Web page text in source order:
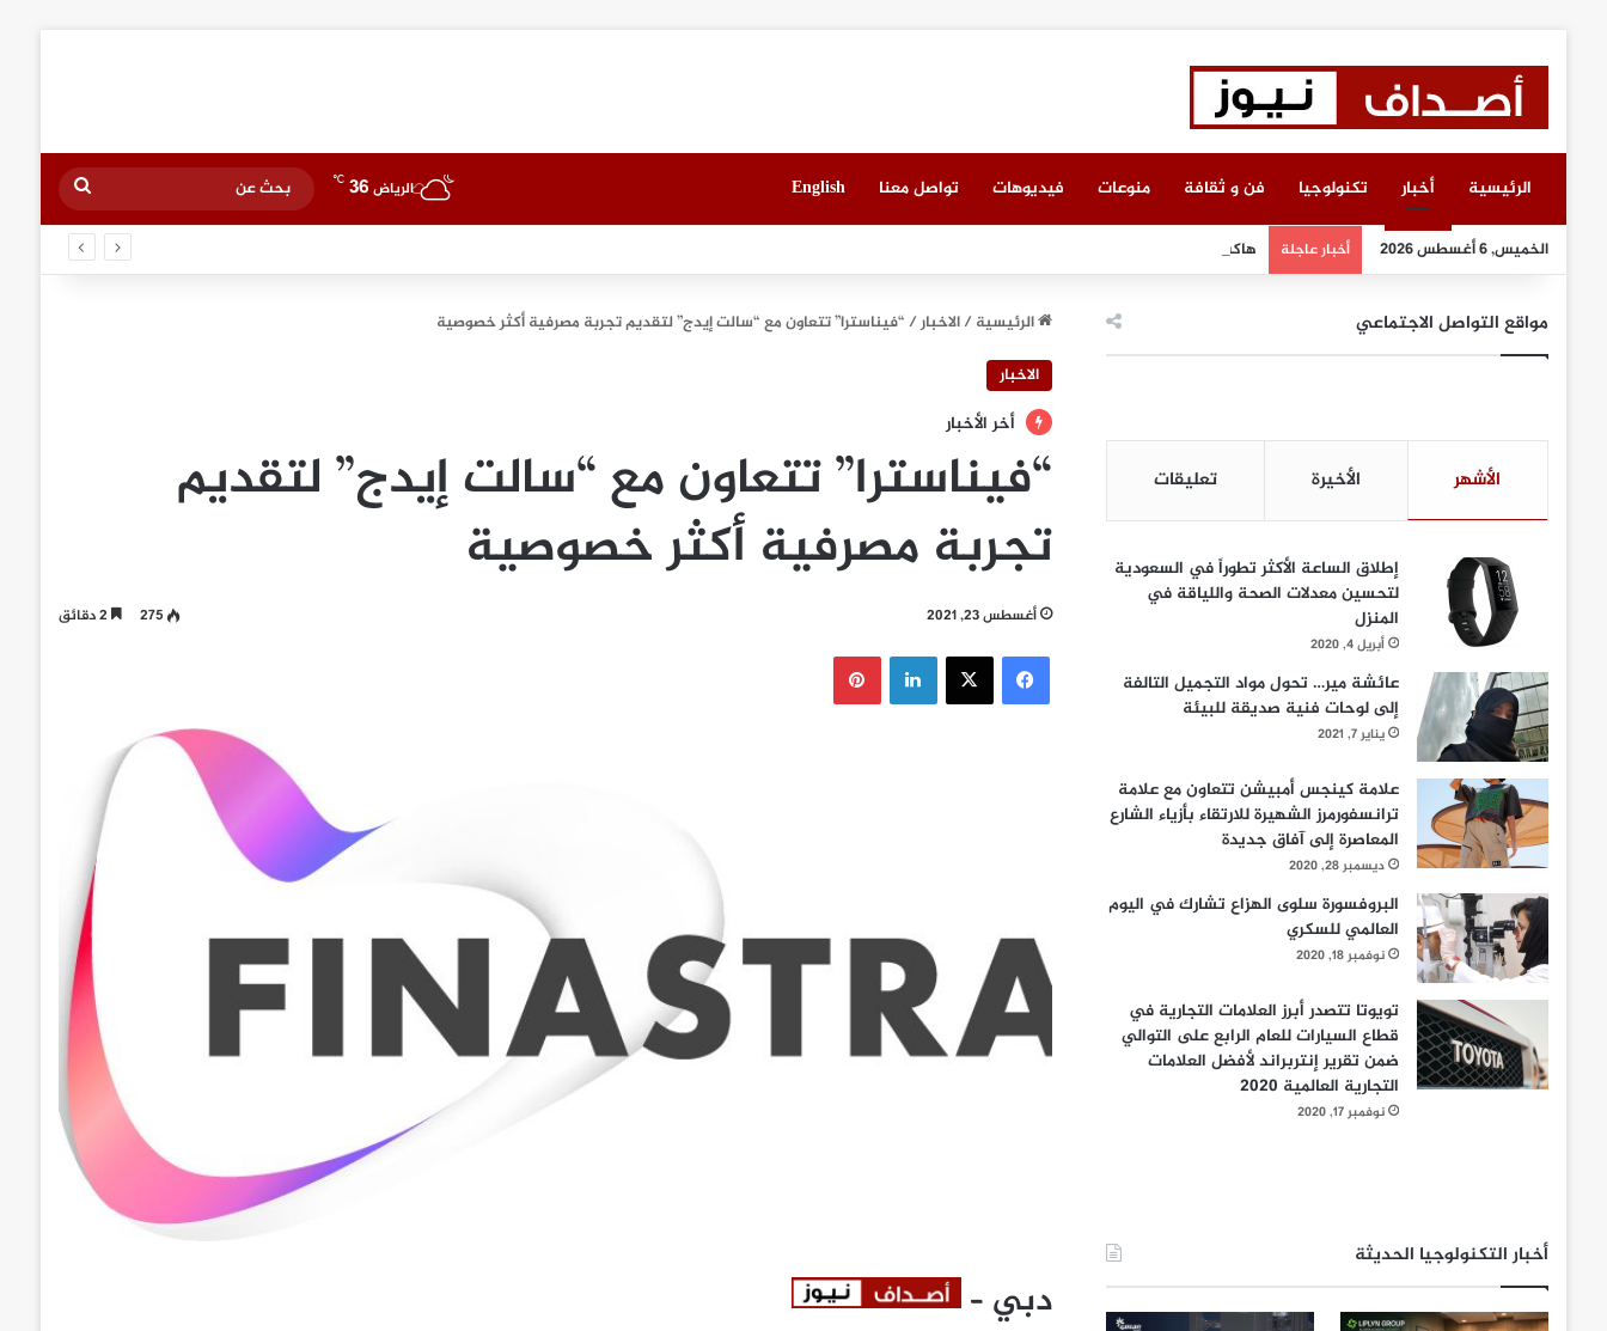
الرئيسية أخبار تكنولوجيا فن و ثقافة منوعات فيديوهات تواصل معنا English الرياض 36
℃
بحث
عن
الخميس, 6 أغسطس 2026 أخبار عاجلة هاكس يونيت وليبلين جروب تبرمان شراكة استراتيجية لتعزيز المرونة السيبرانية المدعومة بالذكاء الاصطناعي في المنطقة
الرئيسية/الاخبار/ “فيناسترا” تتعاون مع “سالت إيدج” لتقديم تجربة مصرفية أكثر خصوصية
الاخبار
أخر الأخبار
“فيناسترا” تتعاون مع “سالت إيدج” لتقديم
تجربة مصرفية أكثر خصوصية
أغسطس 23, 2021 275
فيسبوك ‫X لينكدإن
دبي –
مواقع التواصل الاجتماعي
الأشهر الأخيرة تعليقات
إطلاق الساعة الأكثر تطوراً في السعودية
لتحسين معدلات الصحة واللياقة في
المنزل
أبريل 4, 2020
عائشة مير… تحول مواد التجميل التالفة
إلى لوحات فنية صديقة للبيئة
يناير 7, 2021
علامة كينجس أمبيشن تتعاون مع علامة
ترانسفورمرز الشهيرة للارتقاء بأزياء الشارع
المعاصرة إلى آفاق جديدة
ديسمبر 28, 2020
البروفسورة سلوى الهزاع تشارك في اليوم
العالمي للسكري
نوفمبر 18, 2020
تويوتا تتصدر أبرز العلامات التجارية في
قطاع السيارات للعام الرابع على التوالي
ضمن تقرير إنتربراند لأفضل العلامات
التجارية العالمية 2020
نوفمبر 17, 2020
أخبار التكنولوجيا الحديثة